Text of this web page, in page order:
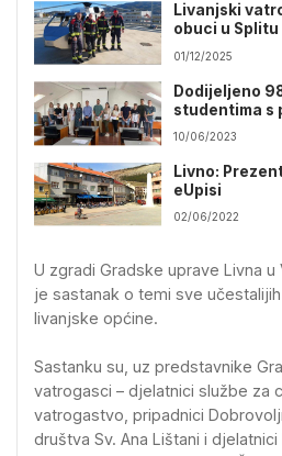
Livanjski
obuci u Splitu
01/12/2025
Dodijeljeno
studentima s
10/06/2023
Livno:
eUpisi
02/06/2022
U zgradi Gradske uprave Livna
je sastanak o temi sve
livanjske općine.
Sastanku su, uz predstavnike
vatrogasci – djelatnici službe za
vatrogastvo, pripadnici
društva Sv. Ana Lištani i